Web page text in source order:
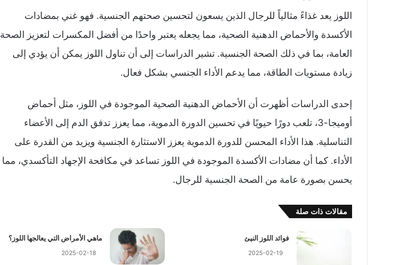
اللوز يعد غذاءً مثالياً للرجال الذين يسعون لتحسين صحتهم الجنسية. فهو غني بمضادات
الأكسدة والأحماض الدهنية الصحية، مما يجعله يعتبر واحدًا من أفضل المكسرات لتعزيز الصحة
العامة، بما في ذلك الصحة الجنسية. تشير الدراسات إلى أن تناول اللوز يمكن أن يؤدي إلى
زيادة مستويات الطاقة، مما يدعم الأداء الجنسي بشكل فعال.
إحدى الدراسات أظهرت أن الأحماض الدهنية الصحية الموجودة في اللوز، مثل أحماض
أوميجا-3، تلعب دورًا حيويًا في تحسين الدورة الدموية، مما يعزز تدفق الدم إلى الأعضاء
التناسلية. هذا الأداء المحسن للدورة الدموية يعزز الاستثارة الجنسية ويزيد من القدرة على
الأداء. كما أن مضادات الأكسدة الموجودة في اللوز تساعد في مكافحة الإجهاد التأكسدي، مما
يحسن بصورة عامة من الصحة الجنسية للرجال.
مقالات ذات صلة
فوائد اللوز النيئ
2025-02-19
ماهي الأمراض التي يعالجها اللوز؟
2025-02-18